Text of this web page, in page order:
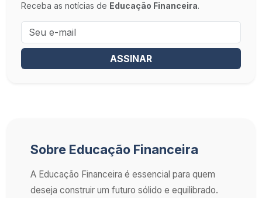
Receba as notícias de Educação Financeira.
ASSINAR
Sobre Educação Financeira
A Educação Financeira é essencial para quem
deseja construir um futuro sólido e equilibrado.